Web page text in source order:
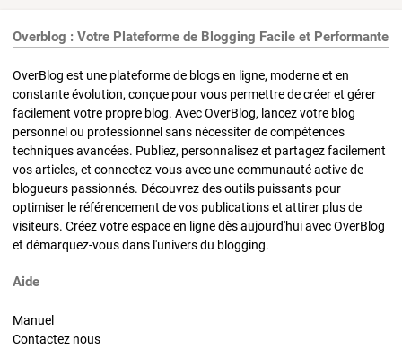
Overblog : Votre Plateforme de Blogging Facile et Performante
OverBlog est une plateforme de blogs en ligne, moderne et en
constante évolution, conçue pour vous permettre de créer et gérer
facilement votre propre blog. Avec OverBlog, lancez votre blog
personnel ou professionnel sans nécessiter de compétences
techniques avancées. Publiez, personnalisez et partagez facilement
vos articles, et connectez-vous avec une communauté active de
blogueurs passionnés. Découvrez des outils puissants pour
optimiser le référencement de vos publications et attirer plus de
visiteurs. Créez votre espace en ligne dès aujourd'hui avec OverBlog
et démarquez-vous dans l'univers du blogging.
Aide
Manuel
Contactez nous